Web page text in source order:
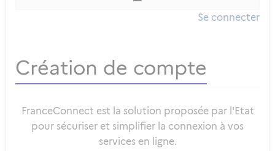
Se connecter
Création de compte
FranceConnect est la solution proposée par l'Etat
pour sécuriser et simplifier la connexion à vos
services en ligne.